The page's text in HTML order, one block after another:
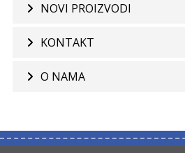
NOVI PROIZVODI
KONTAKT
O NAMA